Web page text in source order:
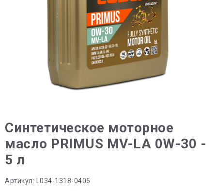
Синтетическое моторное
масло PRIMUS MV-LA 0W-30 -
5 л
Артикул: L034-1318-0405